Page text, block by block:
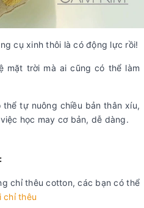
cụ xinh thôi là có động lực rồi!
mặt trời mà ai cũng có thể làm
tự nuông chiều bản thân xíu,
học may cơ bản, dễ dàng.
chỉ thêu cotton, các bạn có thể
chỉ thêu